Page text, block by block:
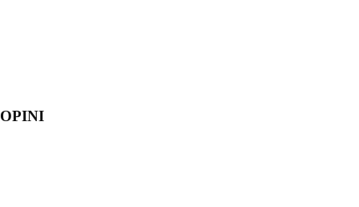
OPINI